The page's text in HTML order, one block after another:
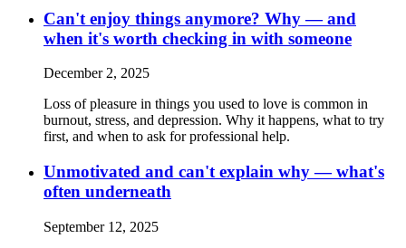
Can't enjoy things anymore? Why — and
when it's worth checking in with someone
December 2, 2025
Loss of pleasure in things you used to love is common in
burnout, stress, and depression. Why it happens, what to try
first, and when to ask for professional help.
Unmotivated and can't explain why — what's
often underneath
September 12, 2025